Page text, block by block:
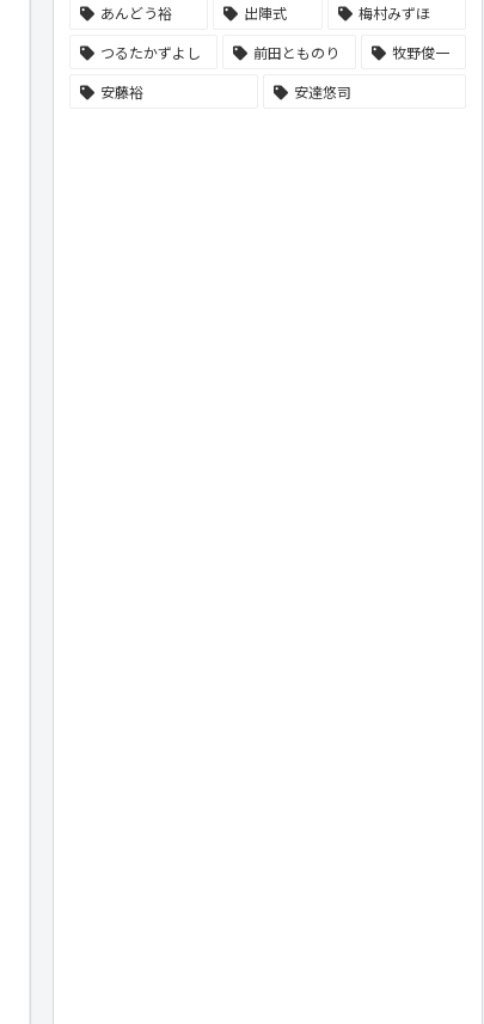
あんどう裕
出陣式
梅村みずほ
つるたかずよし
前田とものり
牧野俊一
安藤裕
安達悠司